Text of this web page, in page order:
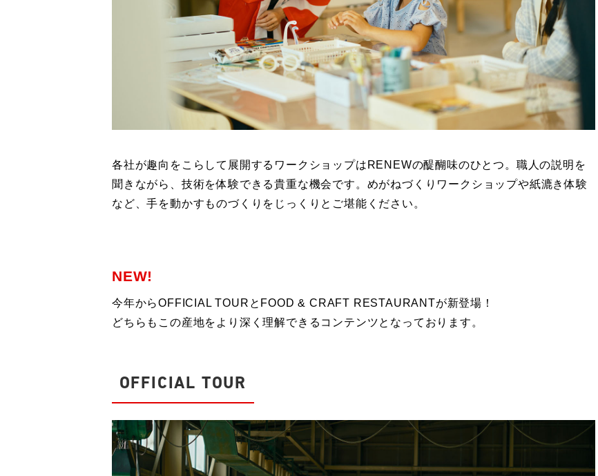
各社が趣向をこらして展開するワークショップはRENEWの醍醐味のひとつ。職人の説明を
聞きながら、技術を体験できる貴重な機会です。めがねづくりワークショップや紙漉き体験
など、手を動かすものづくりをじっくりとご堪能ください。
NEW!
今年からOFFICIAL TOURとFOOD & CRAFT RESTAURANTが新登場！
どちらもこの産地をより深く理解できるコンテンツとなっております。
OFFICIAL TOUR